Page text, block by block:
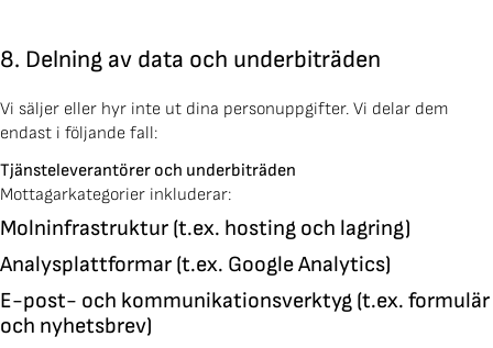
8. Delning av data och underbiträden
Vi säljer eller hyr inte ut dina personuppgifter. Vi delar dem
endast i följande fall:
Tjänsteleverantörer och underbiträden
Mottagarkategorier inkluderar:
Molninfrastruktur (t.ex. hosting och lagring)
Analysplattformar (t.ex. Google Analytics)
E-post- och kommunikationsverktyg (t.ex. formulär
och nyhetsbrev)